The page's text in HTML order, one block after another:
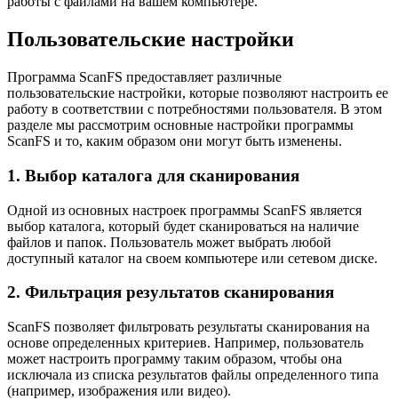
Пользовательские настройки
Программа ScanFS предоставляет различные
пользовательские настройки, которые позволяют настроить ее
работу в соответствии с потребностями пользователя. В этом
разделе мы рассмотрим основные настройки программы
ScanFS и то, каким образом они могут быть изменены.
1. Выбор каталога для сканирования
Одной из основных настроек программы ScanFS является
выбор каталога, который будет сканироваться на наличие
файлов и папок. Пользователь может выбрать любой
доступный каталог на своем компьютере или сетевом диске.
2. Фильтрация результатов сканирования
ScanFS позволяет фильтровать результаты сканирования на
основе определенных критериев. Например, пользователь
может настроить программу таким образом, чтобы она
исключала из списка результатов файлы определенного типа
(например, изображения или видео).